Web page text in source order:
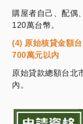
購屋者自己、配偶
120萬台幣。
(4) 原始核貸金額
700萬元以內
原始貸款總額台北
內。